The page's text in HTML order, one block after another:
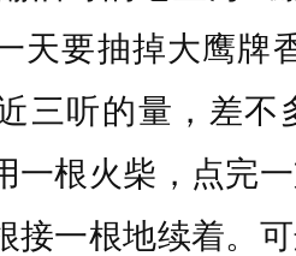
天要抽掉大鹰牌
三听的量，差不
一根火柴，点完
接一根地续着。